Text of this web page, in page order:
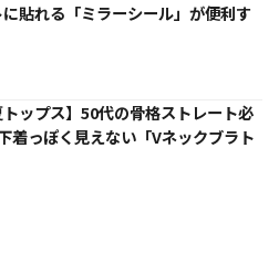
貼れる「ミラーシール」が便利す
トップス】50代の骨格ストレート必
着っぽく見えない「Vネックブラト